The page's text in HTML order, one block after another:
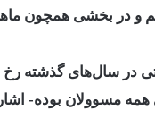
و در بخشی همچون
در سال‌های گذشته رخ
همه مسوولان بوده-